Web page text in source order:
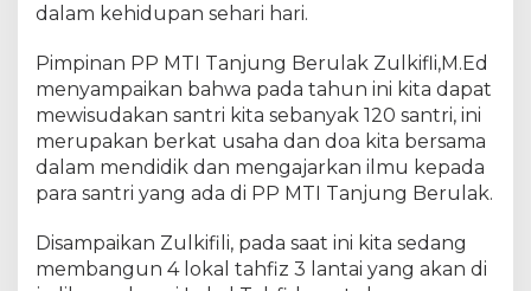
l
a
m
i
M
a
a
D
dalam kehidupan sehari hari.
Pimpinan PP MTI Tanjung Berulak Zulkifli,M.Ed
menyampaikan bahwa pada tahun ini kita dapat
mewisudakan santri kita sebanyak 120 santri, ini
merupakan berkat usaha dan doa kita bersama
dalam mendidik dan mengajarkan ilmu kepada
para santri yang ada di PP MTI Tanjung Berulak.
Disampaikan Zulkifili, pada saat ini kita sedang
membangun 4 lokal tahfiz 3 lantai yang akan di